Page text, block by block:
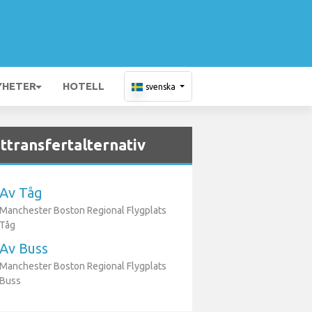
HOTELL svenska
Av Tåg
Manchester Boston Regional Flygplats
Tåg
Av Buss
Manchester Boston Regional Flygplats
Buss